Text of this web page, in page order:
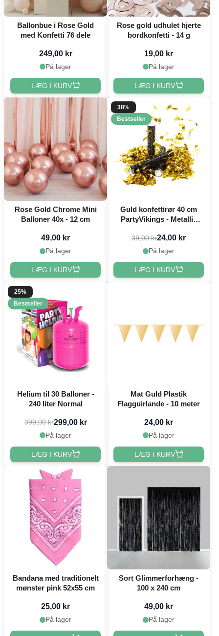
Ballonbue i Rose Gold
med Konfetti 76 dele
249,00 kr
På lager
LÆG I KURV
Rose gold udhulet hjerte
bordkonfetti - 14 g
19,00 kr
På lager
LÆG I KURV
Rose Gold Chrome Mini
Balloner 40x - 12 cm
49,00 kr
På lager
LÆG I KURV
38%
Bestseller
Guld konfettirør 40 cm
PartyVikings - Metallic
39,00 kr24,00 kr
På lager
LÆG I KURV
25%
Bestseller
Helium til 30 Balloner -
240 liter Normal
399,00 kr299,00 kr
På lager
LÆG I KURV
Mat Guld Plastik
Flagguirlande - 10 meter
24,00 kr
På lager
LÆG I KURV
Bandana med traditionelt
mønster pink 52x55 cm
25,00 kr
På lager
Sort Glimmerforhæng -
100 x 240 cm
49,00 kr
På lager